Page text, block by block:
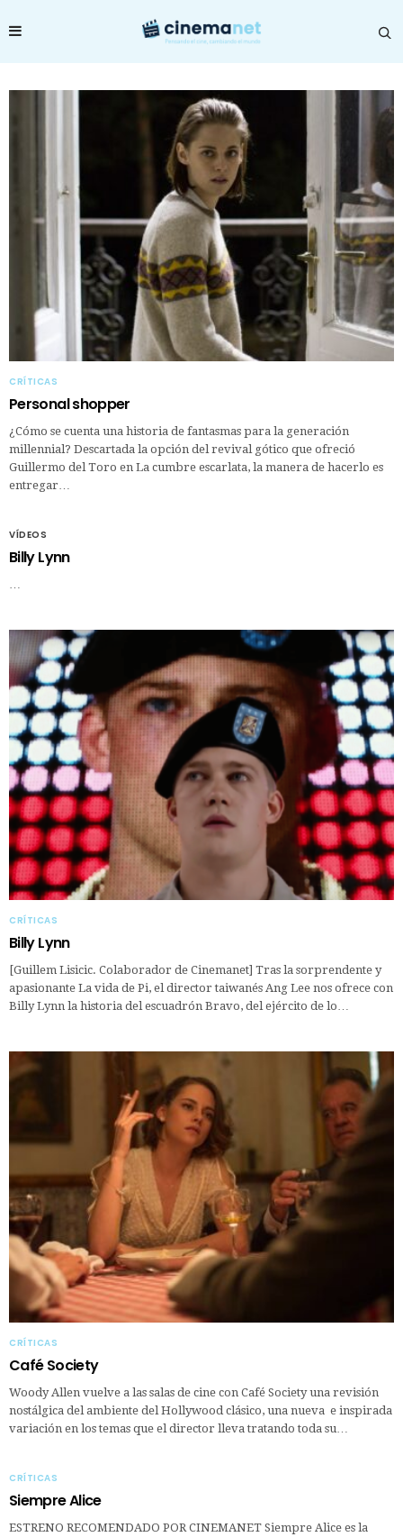
CRÍTICAS
Personal shopper
¿Cómo se cuenta una historia de fantasmas para la generación
millennial? Descartada la opción del revival gótico que ofreció
Guillermo del Toro en La cumbre escarlata, la manera de hacerlo es
entregar…
VÍDEOS
Billy Lynn
CRÍTICAS
Billy Lynn
[Guillem Lisicic. Colaborador de Cinemanet] Tras la sorprendente y
apasionante La vida de Pi, el director taiwanés Ang Lee nos ofrece con
Billy Lynn la historia del escuadrón Bravo, del ejército de lo…
CRÍTICAS
Café Society
Woody Allen vuelve a las salas de cine con Café Society una revisión
nostálgica del ambiente del Hollywood clásico, una nueva e inspirada
variación en los temas que el director lleva tratando toda su…
CRÍTICAS
Siempre Alice
ESTRENO RECOMENDADO POR CINEMANET Siempre Alice es la